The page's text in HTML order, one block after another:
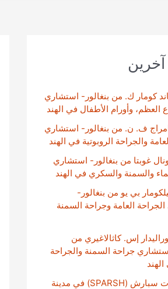
آخرين
كومار ك. من بنغالور- استشاري
العظم، وأورام الأطفال في الهند
ف. ن. من بنغالور- استشاري
والجراحة الروبوتية في الهند
غوبتا من بنغالور- استشاري
والسمنة والسكري في الهند
بي يو من بنغالور-
العامة وجراحة السمنة
إس. كاثالاغيري من
جراحة السمنة والجراحة
مستشفيات سبارش (SPARSH) في مدينة